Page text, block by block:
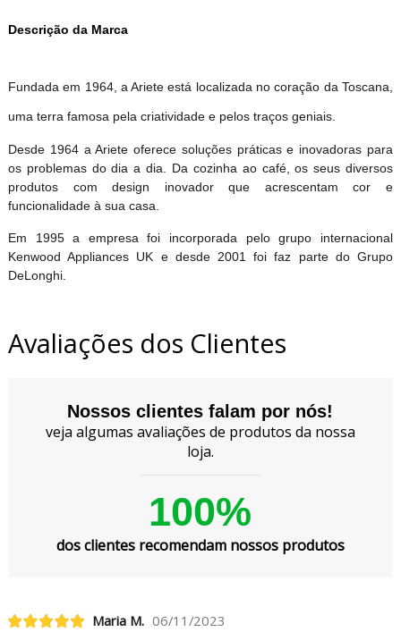
Descrição da Marca
Fundada em 1964, a Ariete está localizada no coração da Toscana,
uma terra famosa pela criatividade e pelos traços geniais.
Desde 1964 a Ariete oferece soluções práticas e inovadoras para
os problemas do dia a dia. Da cozinha ao café, os seus diversos
produtos com design inovador que acrescentam cor e
funcionalidade à sua casa.
Em 1995 a empresa foi incorporada pelo grupo internacional
Kenwood Appliances UK e desde 2001 foi faz parte do Grupo
DeLonghi.
Avaliações dos Clientes
Nossos clientes falam por nós!
veja algumas avaliações de produtos da nossa
loja.
100%
dos clientes recomendam nossos produtos
Maria M. 06/11/2023